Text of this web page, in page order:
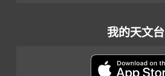
我的天文台